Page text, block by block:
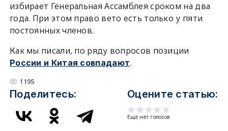
избирает Генеральная Ассамблея сроком на два
года. При этом право вето есть только у пяти
постоянных членов.
Как мы писали, по ряду вопросов позиции
России и Китая совпадают.
1195
Поделитесь: Оцените статью:
Еще нет голосов